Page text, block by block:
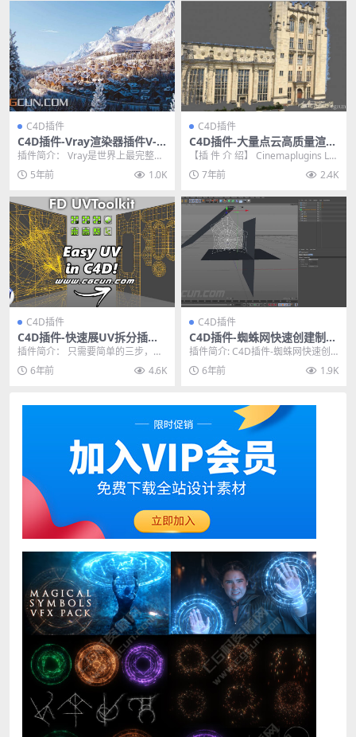
C4D插件
C4D插件-Vray渲染器插件V-R
ay Advanced 5.00.45
插件简介： Vray是世界上最完整的
3D渲染工具，它可用于3ds Max中
使用。...
5年前 1.0K
C4D插件
C4D插件-大量点云高质量渲染
插件Cinemaplugins LAZPoi
nt 2.55 Win破解版
【插 件 介 绍】 Cinemaplugins LA
ZPoint是一款C4D大量...
7年前 2.4K
C4D插件
C4D插件-快速展UV拆分插件
FD UVToolkit 1.0 For Cine
ma 4D R19-R21
插件简介： 只需要简单的三步，就
可以完成模型展UV的过程，FD UVT
oolki...
6年前 4.6K
C4D插件
C4D插件-蜘蛛网快速创建制作
插件 SpiderWeb V1.22 含使
用教程
插件简介: C4D插件-蜘蛛网快速创
建制作插件 SpiderWeb V1.22 ...
6年前 1.9K